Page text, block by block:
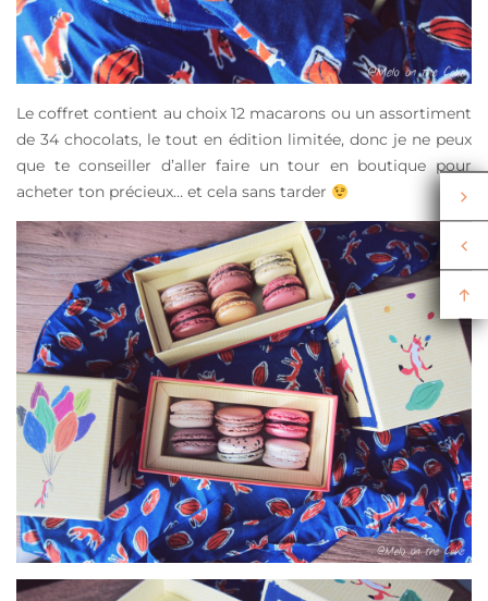
Le coffret contient au choix 12 macarons ou un assortiment
de 34 chocolats, le tout en édition limitée, donc je ne peux
que te conseiller d’aller faire un tour en boutique pour
acheter ton précieux… et cela sans tarder